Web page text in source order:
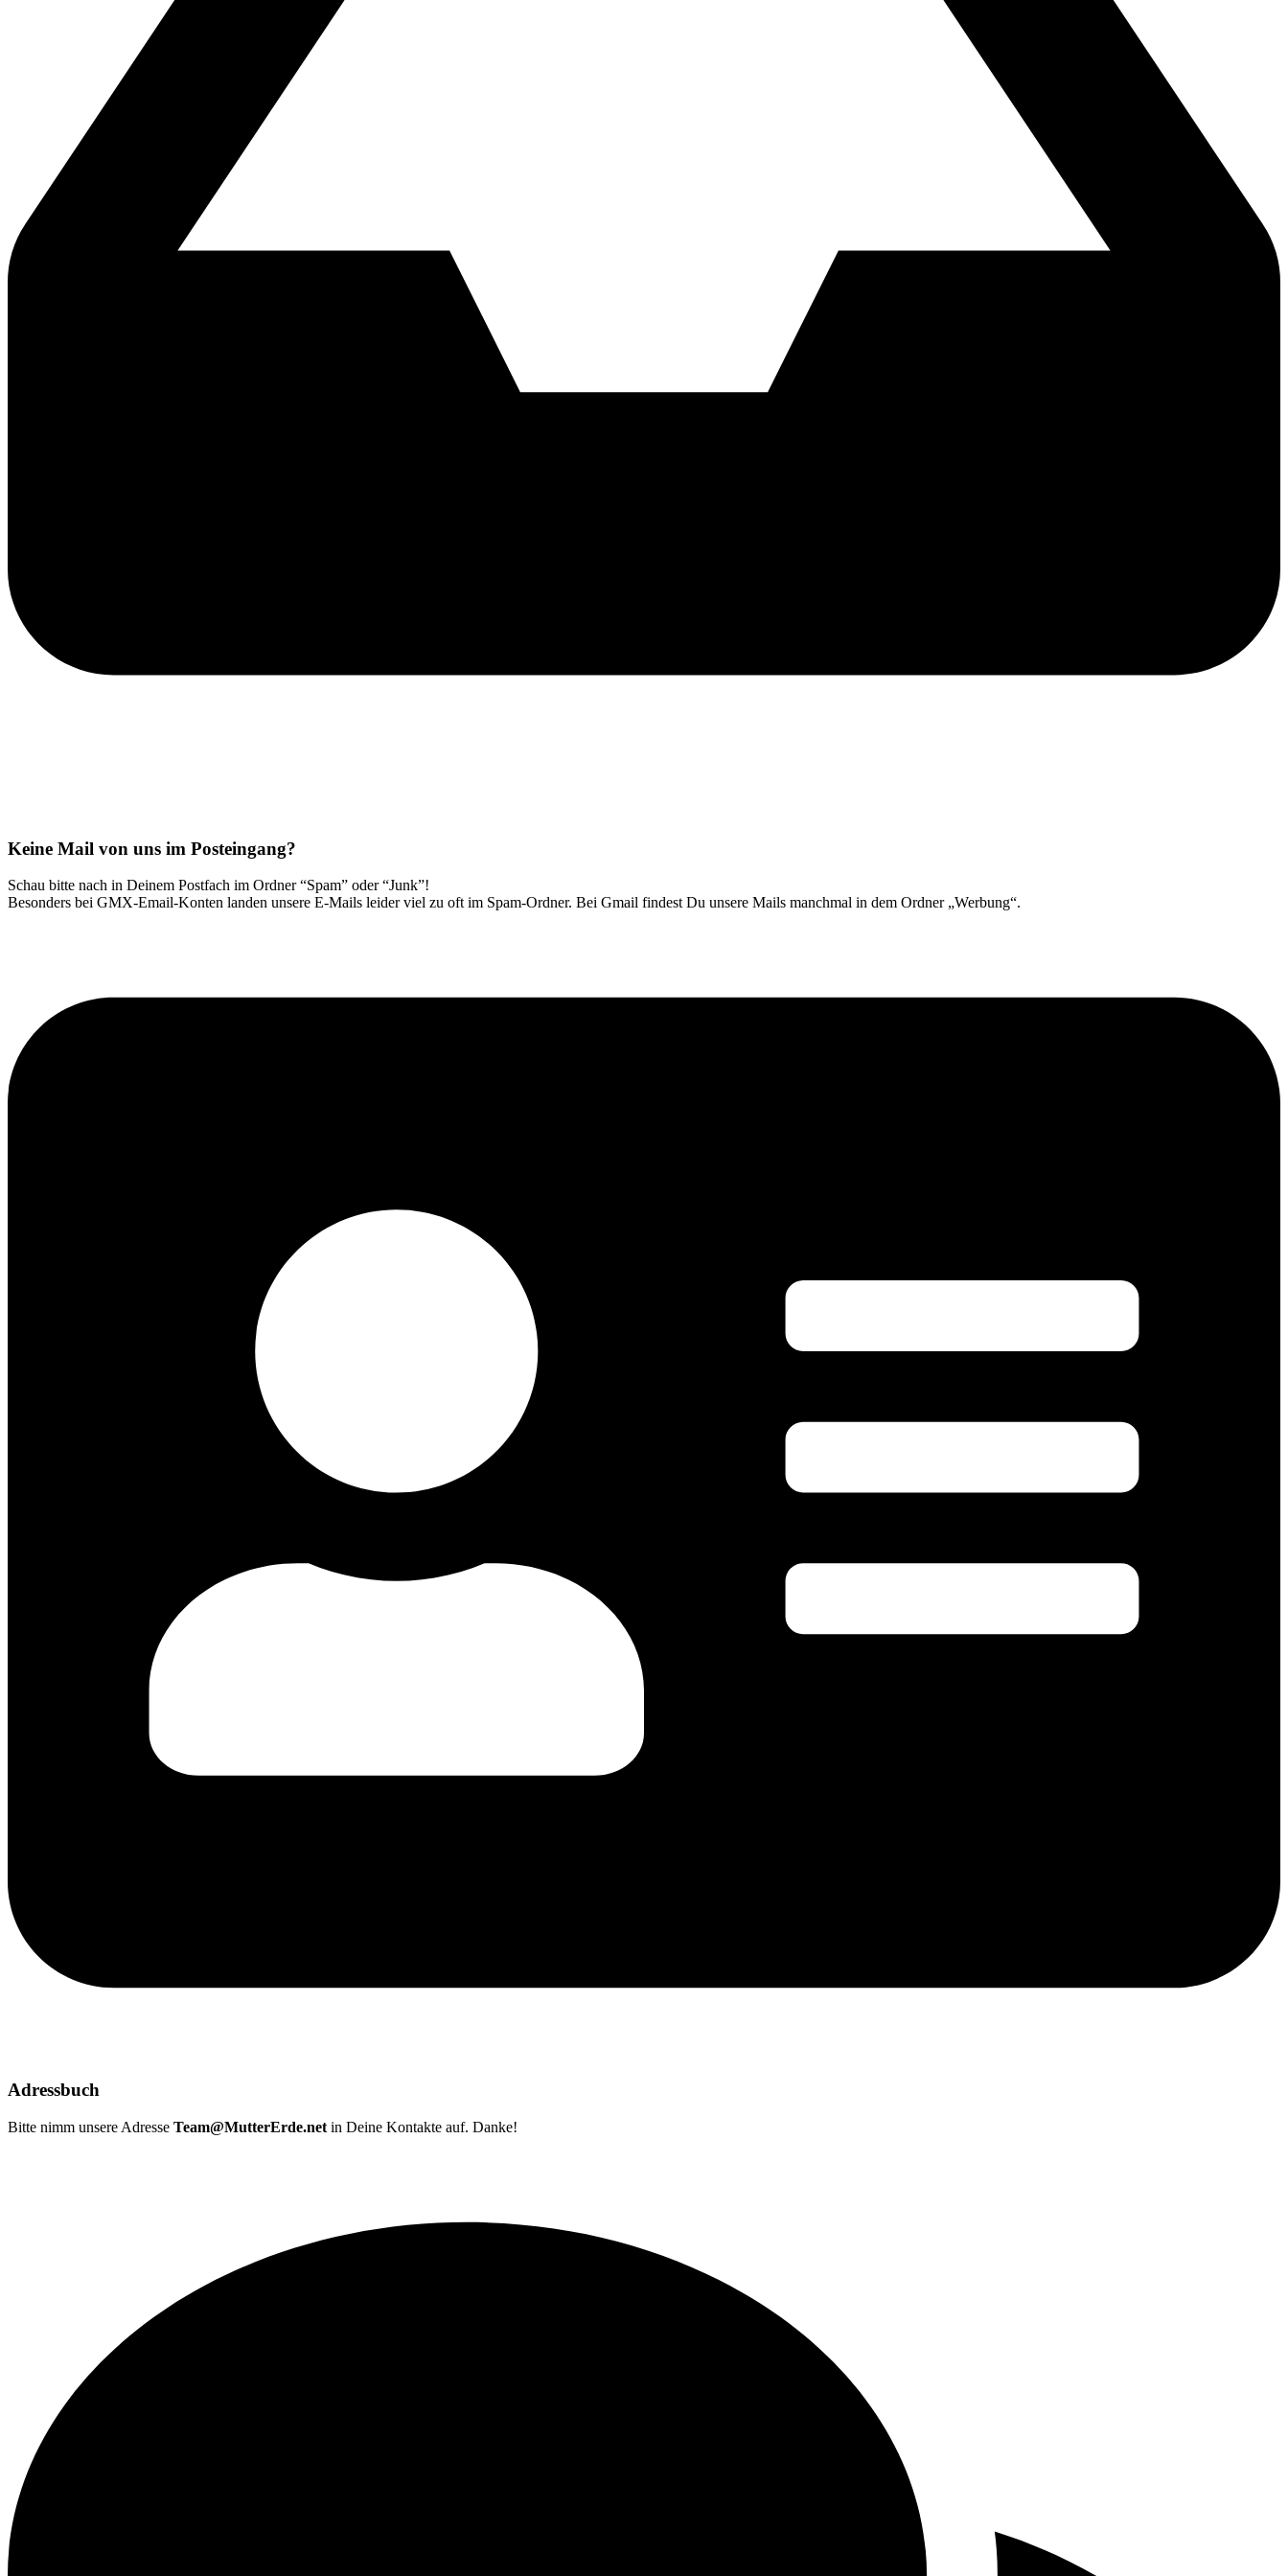
Keine Mail von uns im Posteingang?
Schau bitte nach in Deinem Postfach im Ordner “Spam” oder “Junk”!
Besonders bei GMX-Email-Konten landen unsere E-Mails leider viel zu oft im Spam-Ordner. Bei Gmail findest Du unsere Mails manchmal in dem Ordner „Werbung“.
Adressbuch
Bitte nimm unsere Adresse Team@MutterErde.net in Deine Kontakte auf. Danke!